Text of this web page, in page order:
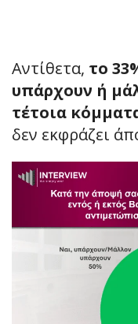
Αντίθετα, το
υπάρχουν ή
τέτοια
δεν εκφράζει